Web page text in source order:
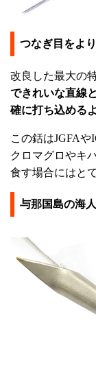
つなぎ目をよ
改良した最大の
できれいな直線
確に打ち込める
この銛はJGFA
クロマグロやキ
食す場合にはと
与那国島の海